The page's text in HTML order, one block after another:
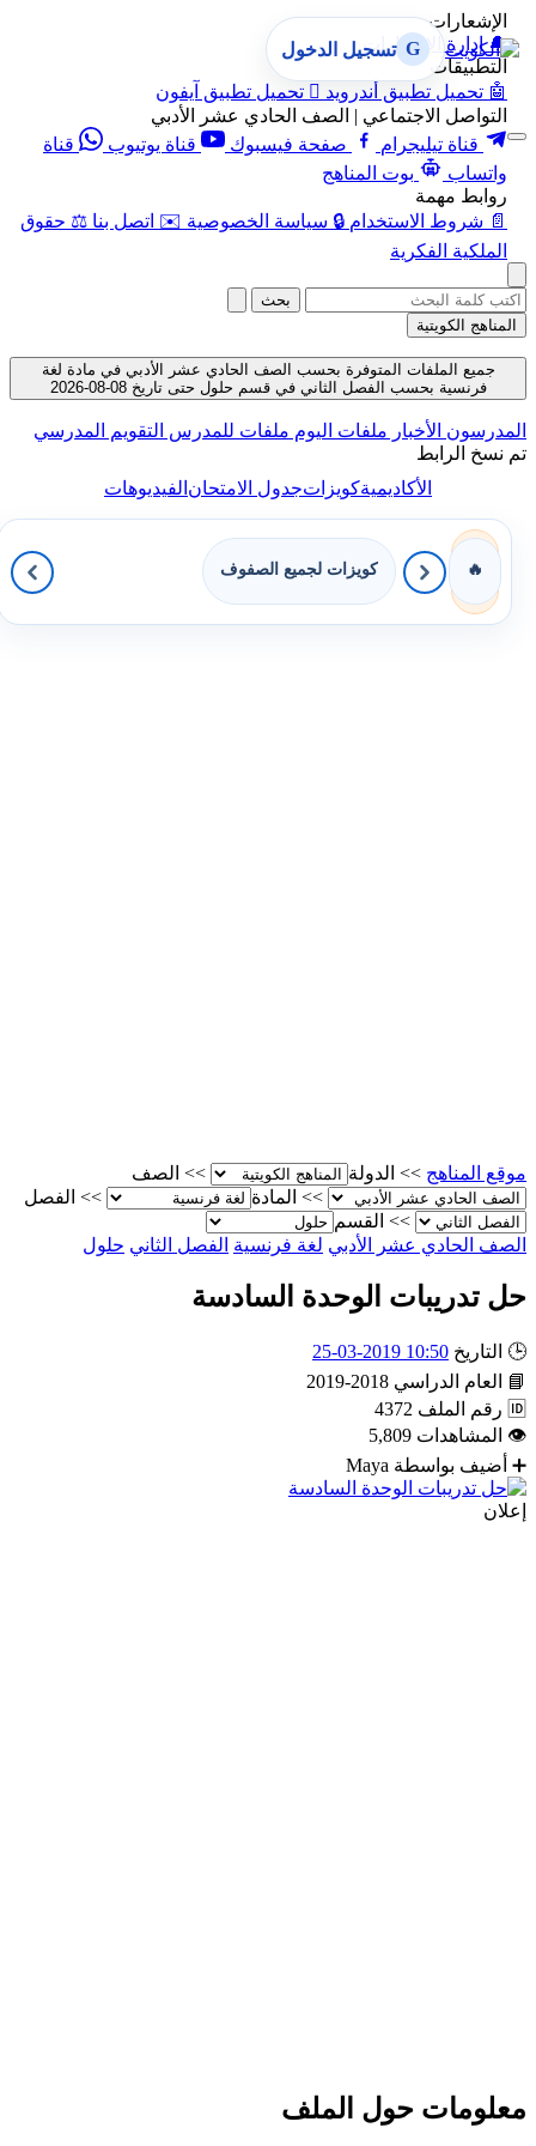
الإشعارات
🔔 إدارة الإشعارات
التطبيقات
🤖 تحميل تطبيق أندرويد  تحميل تطبيق آيفون
التواصل الاجتماعي | الصف الحادي عشر الأدبي
قناة تيليجرام
صفحة فيسبوك قناة يوتيوب
قناة
واتساب
بوت المناهج
روابط مهمة
📄 شروط الاستخدام 🔒 سياسة الخصوصية ✉️ اتصل بنا ⚖️ حقوق
الملكية الفكرية
G تسجيل الدخول
بحث
المناهج الكويتية
جميع الملفات المتوفرة بحسب الصف الحادي عشر الأدبي في مادة لغة
فرنسية بحسب الفصل الثاني في قسم حلول حتى تاريخ 08-08-2026
المدرسون الأخبار ملفات اليوم ملفات للمدرس التقويم المدرسي
تم نسخ الرابط
الأكاديميةكويزاتجدول الامتحانالفيديوهات
🔥 كويزات لجميع الصفوف
موقع المناهج >> الدولة >>
الصف
>>
المادة >>
الفصل
>>
القسم
الصف الحادي عشر الأدبي لغة فرنسية الفصل الثاني حلول
حل تدريبات الوحدة السادسة
🕒 التاريخ 10:50 2019-03-25
📘
العام الدراسي 2018-2019
🆔 رقم الملف 4372
👁
المشاهدات 5,809
➕
أضيف بواسطة Maya
إعلان
معلومات حول الملف